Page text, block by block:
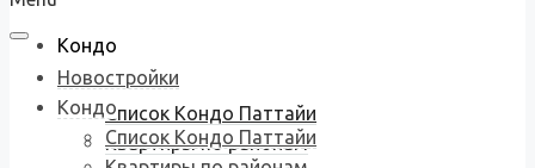
Кондо
Список Кондо Паттайи
Квартиры по районам
Новостройки
Кондо
Список Кондо Паттайи